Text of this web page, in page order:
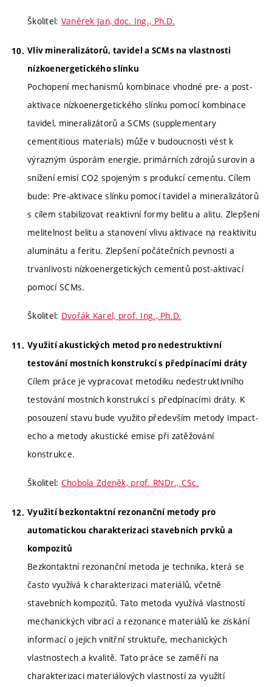
Školitel: Vaněrek Jan, doc. Ing., Ph.D.
Vliv mineralizátorů, tavidel a SCMs na vlastnosti
nízkoenergetického slínku
Pochopení mechanismů kombinace vhodné pre- a post-
aktivace nízkoenergetického slínku pomocí kombinace
tavidel, mineralizátorů a SCMs (supplementary
cementitious materials) může v budoucnosti vést k
výrazným úsporám energie, primárních zdrojů surovin a
snížení emisí CO2 spojeným s produkcí cementu. Cílem
bude: Pre-aktivace slínku pomocí tavidel a mineralizátorů
s cílem stabilizovat reaktivní formy belitu a alitu. Zlepšení
melitelnost belitu a stanovení vlivu aktivace na reaktivitu
aluminátu a feritu. Zlepšení počátečních pevnosti a
trvanlivosti nízkoenergetických cementů post-aktivací
pomocí SCMs.
Školitel: Dvořák Karel, prof. Ing., Ph.D.
Využití akustických metod pro nedestruktivní
testování mostních konstrukcí s předpínacími dráty
Cílem práce je vypracovat metodiku nedestruktivního
testování mostních konstrukcí s předpínacími dráty. K
posouzení stavu bude využito především metody Impact-
echo a metody akustické emise při zatěžování
konstrukce.
Školitel: Chobola Zdeněk, prof. RNDr., CSc.
Využití bezkontaktní rezonanční metody pro
automatickou charakterizaci stavebních prvků a
kompozitů
Bezkontaktní rezonanční metoda je technika, která se
často využívá k charakterizaci materiálů, včetně
stavebních kompozitů. Tato metoda využívá vlastností
mechanických vibrací a rezonance materiálů ke získání
informací o jejich vnitřní struktuře, mechanických
vlastnostech a kvalitě. Tato práce se zaměří na
charakterizaci materiálových vlastností za využití